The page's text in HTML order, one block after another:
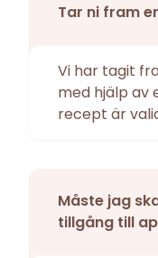
Tar ni fram
Vi har tagit
med hjälp av
recept är
Måste jag
tillgång till